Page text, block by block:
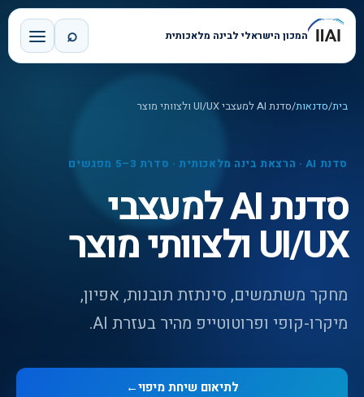
המכון הישראלי לבינה מלאכותית ⌕
בית/סדנאות/סדנת AI למעצבי UI/UX ולצוותי מוצר
סדנת AI · הרצאת בינה מלאכותית · סדרת 3–5 מפגשים
סדנת AI למעצבי
UI/UX ולצוותי מוצר
מחקר משתמשים, סינתזת תובנות, אפיון,
מיקרו-קופי ופרוטוטייפ מהיר בעזרת AI.
לתיאום שיחת מיפוי←